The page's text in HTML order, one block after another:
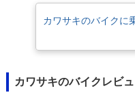
カワサキのバイクに
カワサキのバイクレビ